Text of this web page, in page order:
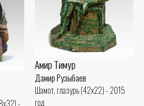
Амир Тимур
Дамир Рузыбаев
Шамот, глазурь (42x22) - 2015
год